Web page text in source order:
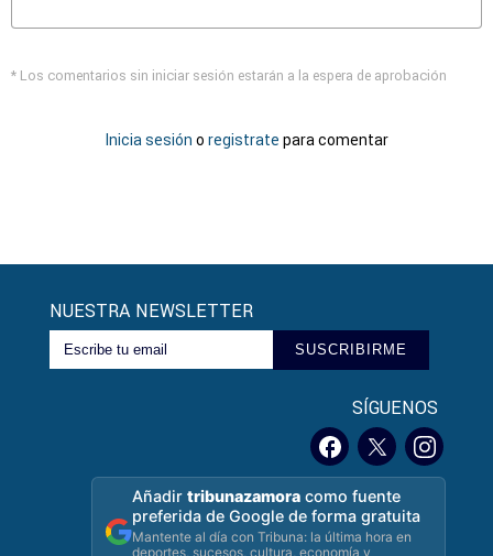
* Los comentarios sin iniciar sesión estarán a la espera de aprobación
Inicia sesión o registrate para comentar
NUESTRA NEWSLETTER
SUSCRIBIRME
SÍGUENOS
Añadirtribunazamora como fuente
preferida de Google de forma gratuita
Mantente al día con Tribuna: la última hora en
deportes, sucesos, cultura, economía y